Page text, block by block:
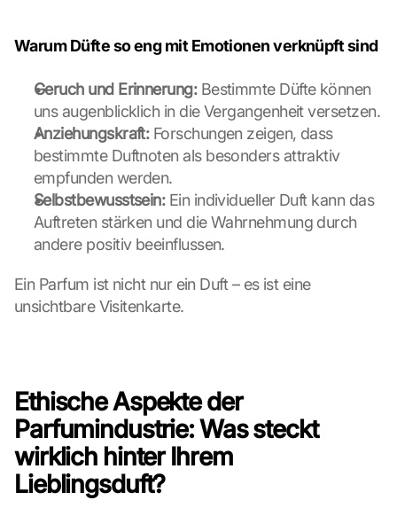
Warum Düfte so eng mit Emotionen verknüpft sind
Geruch und Erinnerung: Bestimmte Düfte können
uns augenblicklich in die Vergangenheit versetzen.
Anziehungskraft: Forschungen zeigen, dass
bestimmte Duftnoten als besonders attraktiv
empfunden werden.
Selbstbewusstsein: Ein individueller Duft kann das
Auftreten stärken und die Wahrnehmung durch
andere positiv beeinflussen.
Ein Parfum ist nicht nur ein Duft – es ist eine
unsichtbare Visitenkarte.
Ethische Aspekte der
Parfumindustrie: Was steckt
wirklich hinter Ihrem
Lieblingsduft?
r
e
z
u
D
a
b
e
i
w
r
d
a
t
e
a
n
G